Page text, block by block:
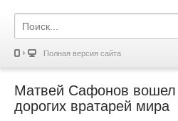
Полная версия сайта
Матвей Сафонов
дорогих вратарей мира